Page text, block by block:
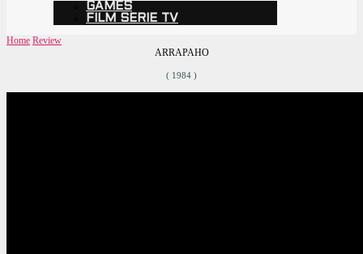
GAMES
FILM SERIE TV
Home Review
ARRAPAHO
( 1984 )